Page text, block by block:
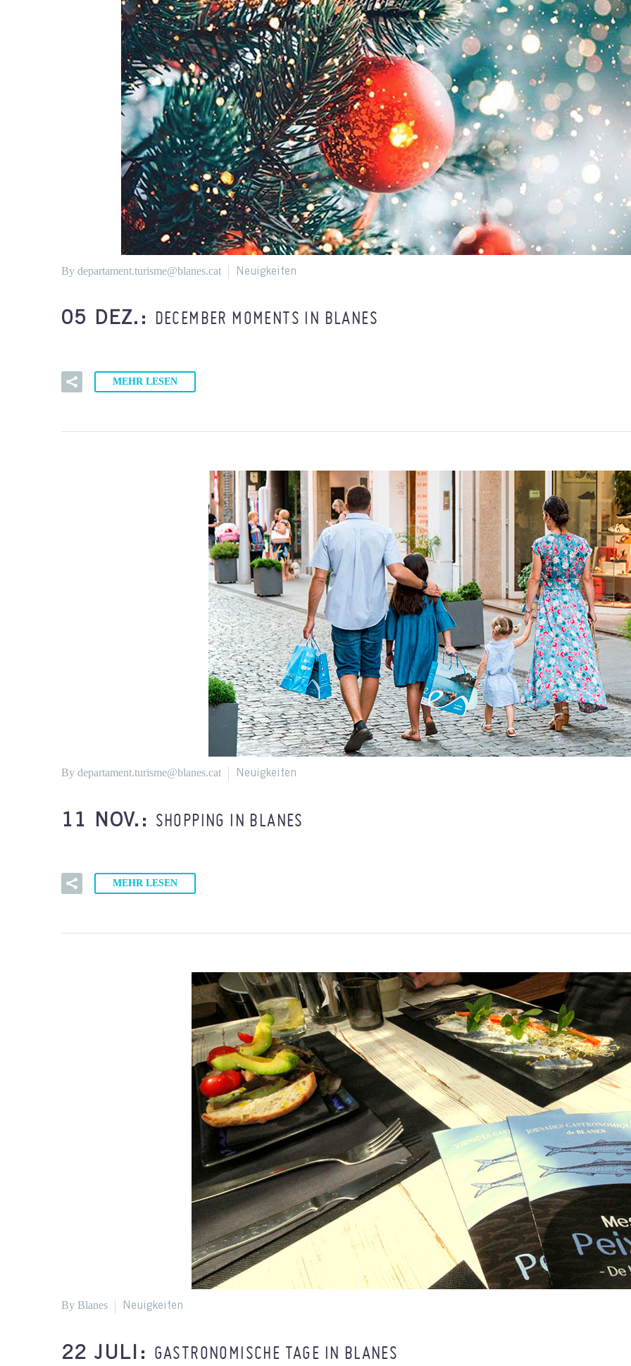
By departament.turisme@blanes.cat Neuigkeiten
05 DEZ.: DECEMBER MOMENTS IN BLANES
MEHR LESEN
By departament.turisme@blanes.cat Neuigkeiten
11 NOV.: SHOPPING IN BLANES
MEHR LESEN
By Blanes Neuigkeiten
22 JULI: GASTRONOMISCHE TAGE IN BLANES